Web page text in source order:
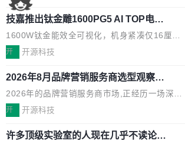
了，你为什么还要再做一个"，我都觉得这个问题
问得好。 因为我自己也是从用户变成开发者的。
现有产品的天花板 我用过不少 AI 浏览器插件。
刚开始觉得都挺好——选中一段文字，弹出解
要。但用久了你会发现，它们本质上都是同一类
东西：一个带网页上下文的聊天框。 它们能读取
页面的文本，然后把文本丢给大模型，再返回一
段回答。仅此而已。 这当然有用，但总觉得差点
意思。比如我在一个后台管理系统里，需要填50
技嘉推出钛金雕1600PG5 AI TOP电
源：为发烧级主机与本地AI算力打造旗
舰供电方案
1600W钛金能效全可视化，机身紧凑仅16厘米
继2026台北电脑展首度亮相后，技嘉科技近日正
电源专为发烧级DIY主机与本地AI算力平台打
造，整机长度仅16厘米，提供1600W额定功率
与80PLUS钛金能效；支持ATX 3.1与PCIe 5.1
规范，结合服务器级元件、完善供电线材与内置
实时LCD监控屏，可充分满足当下高阶PC主机
开 开源科技
2026年8月品牌营销服务商选型观察：
从流量思维到品牌资产思维的范式转移
2026年的品牌营销服务商市场,正经历一场深刻
的价值重构。全球全案品牌代理机构市场从2025
复合增长率达5.44%,预计2032年将突破120亿美
开 开源科技
许多顶级实验室的人现在几乎不读论文